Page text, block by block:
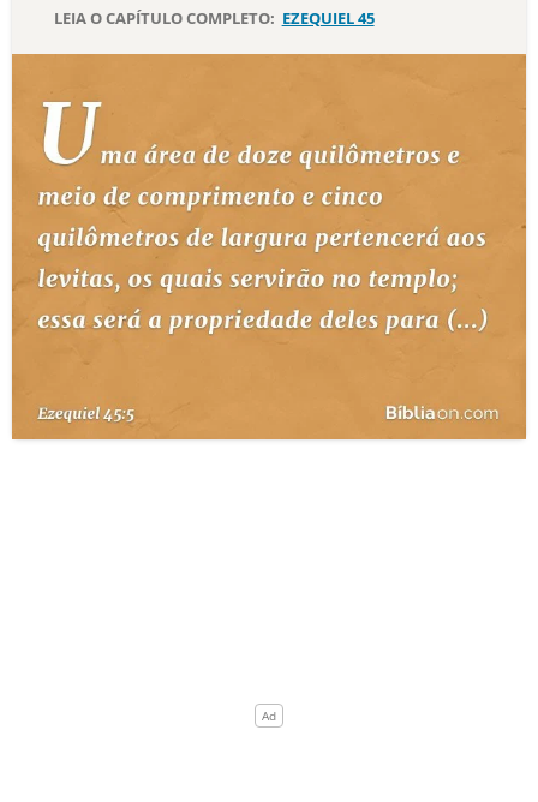
ESTUDOS BÍBLICOS
ESBOÇOS DE PREGAÇÃO
TEMAS
PERGUNTE À BÍBLIA IA
QUEM SOMOS
LEIA O CAPÍTULO COMPLETO: EZEQUIEL 45